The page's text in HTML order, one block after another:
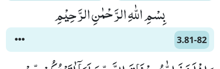
بِسْمِ اللّٰهِ الرَّحْمٰنِ الرَّحِیْمِ
3.81-82